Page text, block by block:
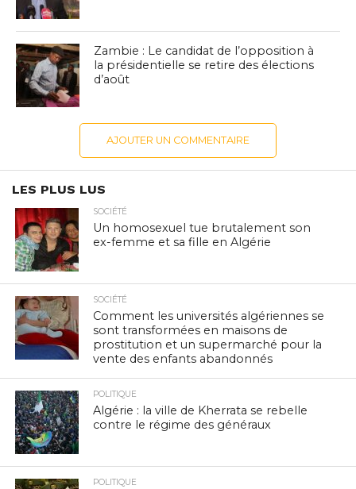
Zambie : Le candidat de l’opposition à
la présidentielle se retire des élections
d’août
AJOUTER UN COMMENTAIRE
LES PLUS LUS
SOCIÉTÉ
Un homosexuel tue brutalement son
ex-femme et sa fille en Algérie
SOCIÉTÉ
Comment les universités algériennes se
sont transformées en maisons de
prostitution et un supermarché pour la
vente des enfants abandonnés
POLITIQUE
Algérie : la ville de Kherrata se rebelle
contre le régime des généraux
POLITIQUE